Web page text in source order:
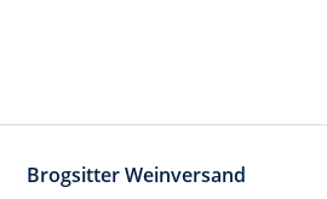
Brogsitter Weinversand